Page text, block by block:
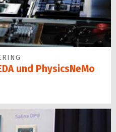
und PhysicsNeMo